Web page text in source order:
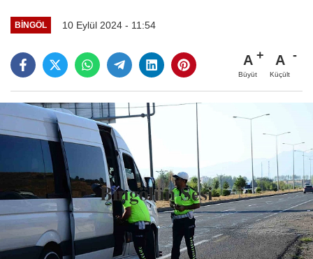
BINGÖL 10 Eylül 2024 - 11:54
A
Büyüt
A
Küçült